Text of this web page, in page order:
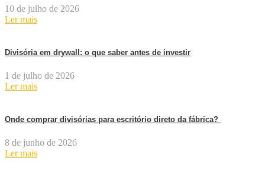
10 de julho de 2026
Ler mais
Divisória em drywall: o que saber antes de investir
1 de julho de 2026
Ler mais
Onde comprar divisórias para escritório direto da fábrica?
8 de junho de 2026
Ler mais